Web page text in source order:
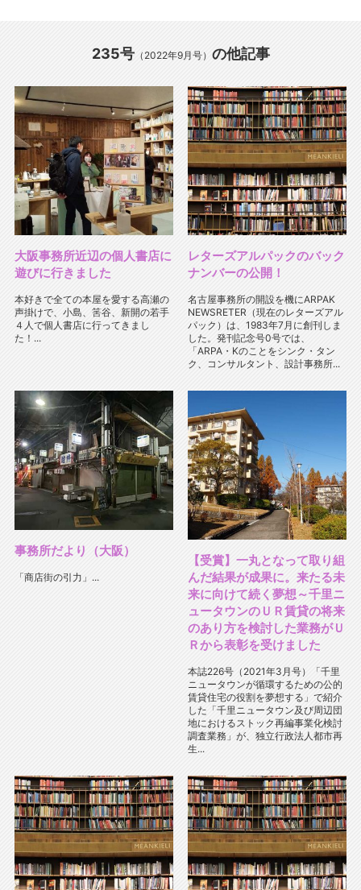
235号（2022年9月号） の他記事
大阪事務所近辺の個人書店に
遊びに行きました
本好きで全ての本屋を愛する高瀬の
声掛けで、小島、筈谷、新開の若手
４人で個人書店に行ってきまし
た！...
レターズアルパックのバック
ナンバーの公開！
名古屋事務所の開設を機にARPAK
NEWSRETER（現在のレターズアル
パック）は、1983年7月に創刊しま
した。発刊記念号0号では、
「ARPA・Kのことをシンク・タン
ク、コンサルタント、設計事務所...
事務所だより（大阪）
「商店街の引力」...
【受賞】一丸となって取り組
んだ結果が成果に。来たる未
来に向けて続く夢想～千里ニ
ュータウンのＵＲ賃貸の将来
のあり方を検討した業務がＵ
Ｒから表彰を受けました
本誌226号（2021年3月号）「千里
ニュータウンが循環するための公的
賃貸住宅の役割を夢想する」で紹介
した「千里ニュータウン及び周辺団
地におけるストック再編事業化検討
調査業務」が、独立行政法人都市再
生...